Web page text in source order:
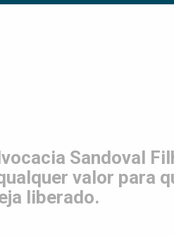
CONTATO
Sandoval
valor para
liberado.